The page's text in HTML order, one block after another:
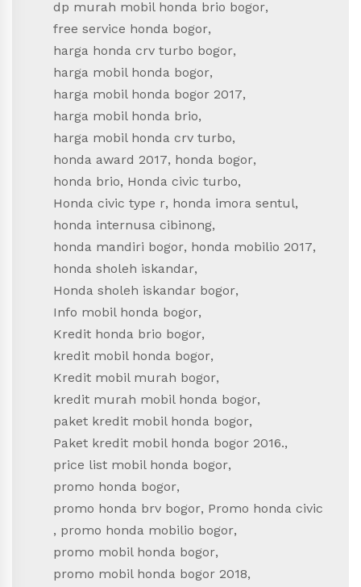
dp murah mobil honda brio bogor,
free service honda bogor,
harga honda crv turbo bogor,
harga mobil honda bogor,
harga mobil honda bogor 2017,
harga mobil honda brio,
harga mobil honda crv turbo,
honda award 2017, honda bogor,
honda brio, Honda civic turbo,
Honda civic type r, honda imora sentul,
honda internusa cibinong,
honda mandiri bogor, honda mobilio 2017,
honda sholeh iskandar,
Honda sholeh iskandar bogor,
Info mobil honda bogor,
Kredit honda brio bogor,
kredit mobil honda bogor,
Kredit mobil murah bogor,
kredit murah mobil honda bogor,
paket kredit mobil honda bogor,
Paket kredit mobil honda bogor 2016.,
price list mobil honda bogor,
promo honda bogor,
promo honda brv bogor, Promo honda civic
, promo honda mobilio bogor,
promo mobil honda bogor,
promo mobil honda bogor 2018,